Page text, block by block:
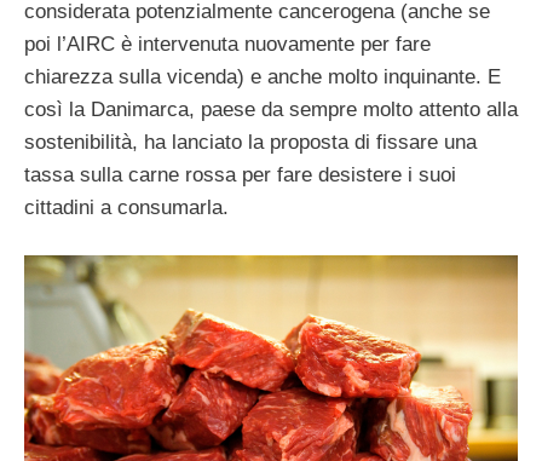
considerata potenzialmente cancerogena (anche se
poi l’AIRC è intervenuta nuovamente per fare
chiarezza sulla vicenda) e anche molto inquinante. E
così la Danimarca, paese da sempre molto attento alla
sostenibilità, ha lanciato la proposta di fissare una
tassa sulla carne rossa per fare desistere i suoi
cittadini a consumarla.